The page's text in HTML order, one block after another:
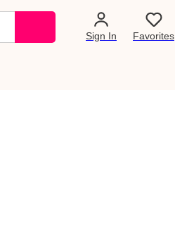
Sign In Favorites